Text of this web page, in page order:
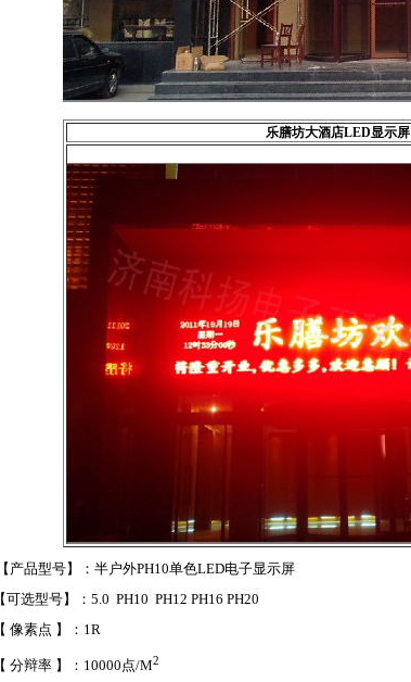
乐膳坊大酒店LED显示屏
【产品型号】：半户外PH10单色LED电子显示屏
【可选型号】：5.0 PH10 PH12 PH16 PH20
【 像素点 】：1R
【 分辩率 】：10000点/M2